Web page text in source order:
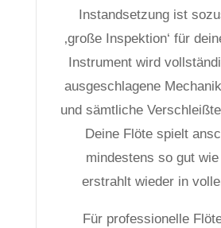
Instandsetzung ist
‚große Inspektion‘ für
Instrument wird
ausgeschlagene
und sämtliche
Deine Flöte spielt
mindestens so gut wie
erstrahlt wieder in
Für professionelle